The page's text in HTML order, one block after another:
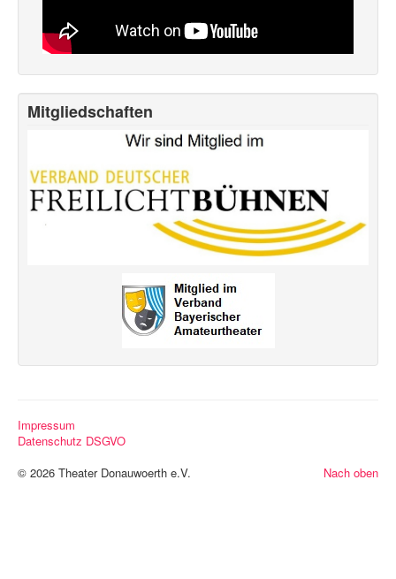
Mitgliedschaften
Impressum
Datenschutz DSGVO
Nach oben
© 2026 Theater Donauwoerth e.V.